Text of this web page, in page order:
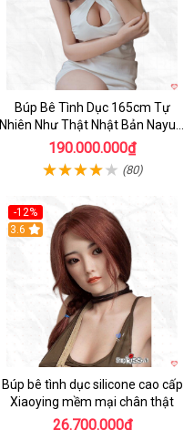
Búp Bê Tình Dục 165cm Tự
Nhiên Như Thật Nhật Bản Nayuki
Cao Cấp
190.000.000₫
(80)
-12%
3.6
Búp bê tình dục silicone cao cấp
Xiaoying mềm mại chân thật
26.700.000₫